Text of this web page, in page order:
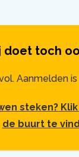
doet toch
Aanmelden
steken?
de buurt te